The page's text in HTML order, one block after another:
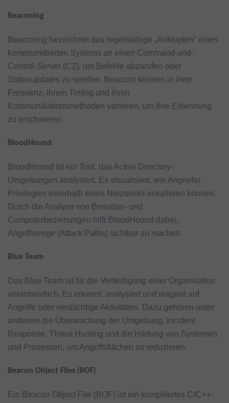
Beaconing
Beaconing bezeichnet das regelmäßige „Anklopfen“ eines
kompromittierten Systems an einen Command-and-
Control-Server (C2), um Befehle abzurufen oder
Statusupdates zu senden. Beacons können in ihrer
Frequenz, ihrem Timing und ihren
Kommunikationsmethoden variieren, um ihre Erkennung
zu erschweren.
BloodHound
BloodHound ist ein Tool, das Active Directory-
Umgebungen analysiert. Es visualisiert, wie Angreifer
Privilegien innerhalb eines Netzwerks eskalieren können.
Durch die Analyse von Benutzer- und
Computerbeziehungen hilft BloodHound dabei,
Angriffswege (Attack Paths) sichtbar zu machen.
Blue Team
Das Blue Team ist für die Verteidigung einer Organisation
verantwortlich. Es erkennt, analysiert und reagiert auf
Angriffe oder verdächtige Aktivitäten. Dazu gehören unter
anderem die Überwachung der Umgebung, Incident
Response, Threat Hunting und die Härtung von Systemen
und Prozessen, um Angriffsflächen zu reduzieren.
Beacon Object Files (BOF)
Ein Beacon Object File (BOF) ist ein kompiliertes C/C++-